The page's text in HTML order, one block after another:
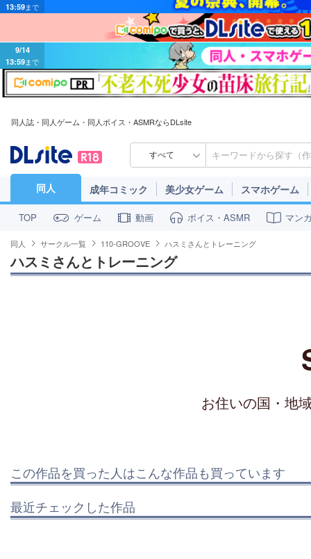
9/14
13:59まで
同人誌・同人ゲーム・同人ボイス・ASMRならDLsite
すべて
同人 成年コミック 美少女ゲーム スマホゲーム
TOP ゲーム 動画 ボイス・ASMR マン
同人 サークル一覧 110-GROOVE ハスミさんとトレーニング
ハスミさんとトレーニング
お住いの国・地
この作品を買った人はこんな作品も買っています
最近チェックした作品